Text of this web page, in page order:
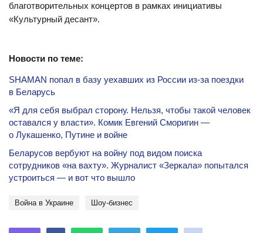
благотворительных концертов в рамках инициативы
«Культурный десант».
Новости по теме:
SHAMAN попал в базу уехавших из России из-за поездки
в Беларусь
«Я для себя выбрал сторону. Нельзя, чтобы такой человек
оставался у власти». Комик Евгений Сморигин —
о Лукашенко, Путине и войне
Беларусов вербуют на войну под видом поиска
сотрудников «на вахту». Журналист «Зеркала» попытался
устроиться — и вот что вышло
Война в Украине шоу-бизнес